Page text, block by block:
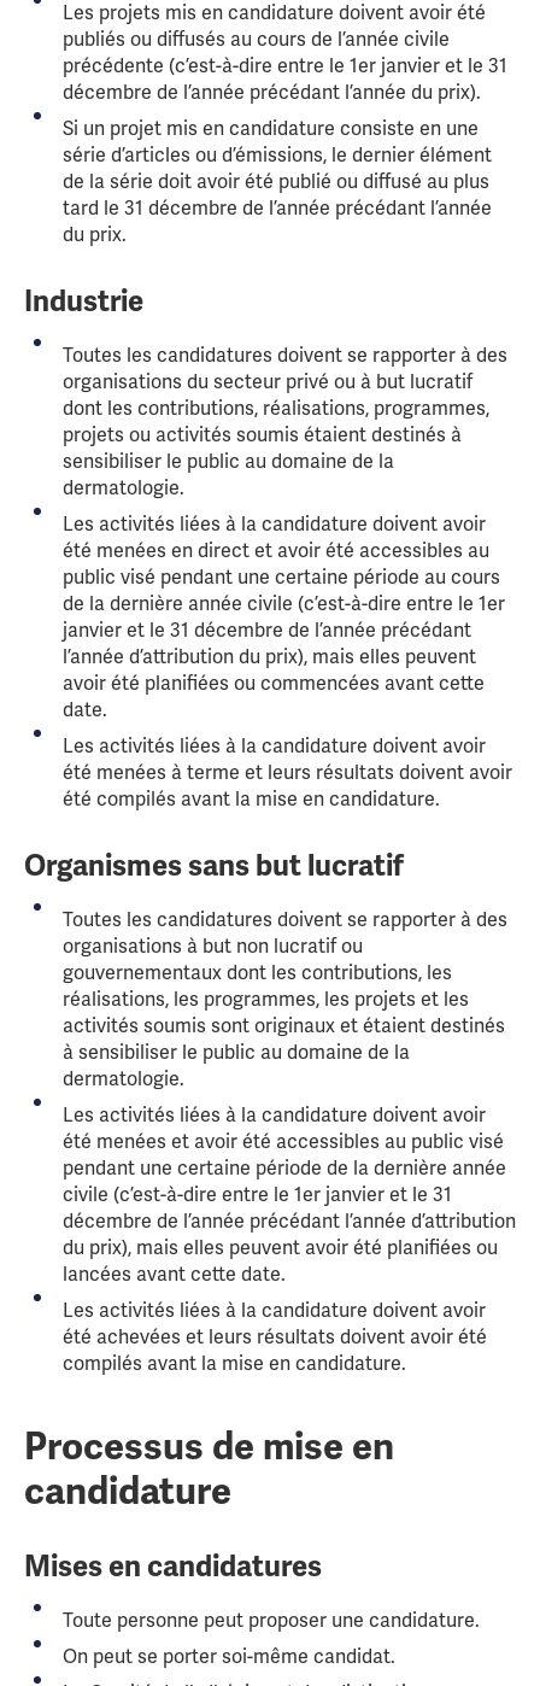
Les projets mis en candidature doivent avoir été
publiés ou diffusés au cours de l’année civile
précédente (c’est-à-dire entre le 1er janvier et le 31
décembre de l’année précédant l’année du prix).
Si un projet mis en candidature consiste en une
série d’articles ou d’émissions, le dernier élément
de la série doit avoir été publié ou diffusé au plus
tard le 31 décembre de l’année précédant l’année
du prix.
Industrie
Toutes les candidatures doivent se rapporter à des
organisations du secteur privé ou à but lucratif
dont les contributions, réalisations, programmes,
projets ou activités soumis étaient destinés à
sensibiliser le public au domaine de la
dermatologie.
Les activités liées à la candidature doivent avoir
été menées en direct et avoir été accessibles au
public visé pendant une certaine période au cours
de la dernière année civile (c’est-à-dire entre le 1er
janvier et le 31 décembre de l’année précédant
l’année d’attribution du prix), mais elles peuvent
avoir été planifiées ou commencées avant cette
date.
Les activités liées à la candidature doivent avoir
été menées à terme et leurs résultats doivent avoir
été compilés avant la mise en candidature.
Organismes sans but lucratif
Toutes les candidatures doivent se rapporter à des
organisations à but non lucratif ou
gouvernementaux dont les contributions, les
réalisations, les programmes, les projets et les
activités soumis sont originaux et étaient destinés
à sensibiliser le public au domaine de la
dermatologie.
Les activités liées à la candidature doivent avoir
été menées et avoir été accessibles au public visé
pendant une certaine période de la dernière année
civile (c’est-à-dire entre le 1er janvier et le 31
décembre de l’année précédant l’année d’attribution
du prix), mais elles peuvent avoir été planifiées ou
lancées avant cette date.
Les activités liées à la candidature doivent avoir
été achevées et leurs résultats doivent avoir été
compilés avant la mise en candidature.
Processus de mise en
candidature
Mises en candidatures
Toute personne peut proposer une candidature.
On peut se porter soi-même candidat.